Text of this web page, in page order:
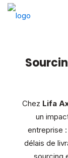
Chez Lifa
un
entreprise
délais de